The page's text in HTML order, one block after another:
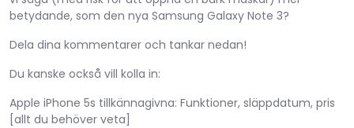
betydande, som den nya Samsung Galaxy Note 3?
Dela dina kommentarer och tankar nedan!
Du kanske också vill kolla in:
Apple iPhone 5s tillkännagivna: Funktioner, släppdatum, pris
[allt du behöver veta]